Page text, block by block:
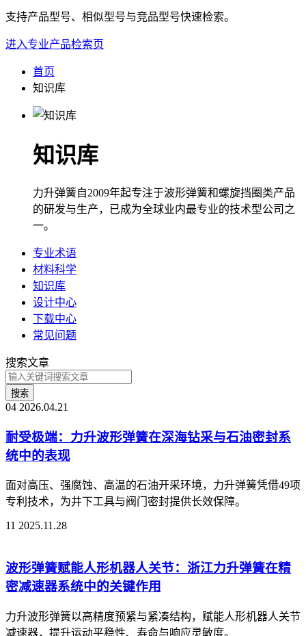
支持产品型号、相似型号与竞品型号快速检索。
进入专业产品检索页
首页
知识库
知识库
力升弹簧自2009年起专注于波形弹簧和螺旋挡圈类产品
的研发与生产，已成为全球业内最专业的技术型公司之
一。
专业术语
材料科学
知识库
设计中心
下载中心
常见问题
搜索文章
搜索
04 2026.04.21
耐受极端：力升波形弹簧在深海钻采与石油密封系
统中的表现
面对高压、强腐蚀、高温的石油开采环境，力升弹簧凭借49项
专利技术，为井下工具与阀门密封提供长效保障。
11 2025.11.28
波形弹簧赋能人形机器人关节：浙江力升弹簧在精
密减速器系统中的关键作用
力升波形弹簧以高精度预紧与紧凑结构，赋能人形机器人关节
减速器，提升运动平稳性、寿命与响应灵敏度。